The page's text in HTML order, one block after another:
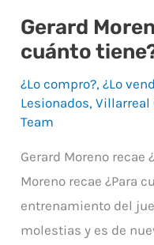
Gerard
cuánto
¿Lo compro?,¿Lo
Lesionados,Villarreal
Team
Gerard Moreno recae
Moreno recae ¿Para
entrenamiento del
molestias y es de
Gerard
Moreno
¿Para
cuánto
tiene?